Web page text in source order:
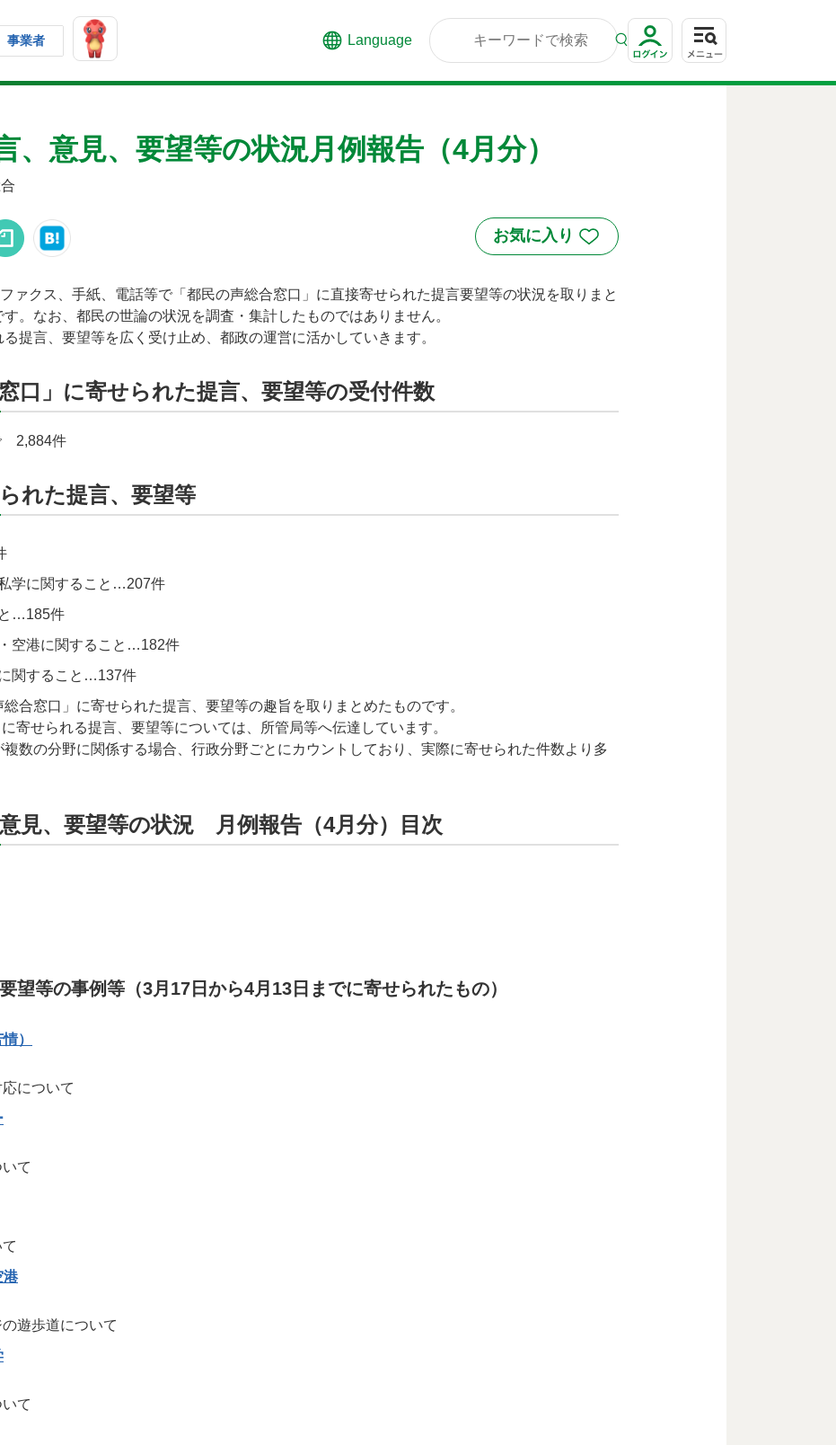
事業者 Language
、意見、要望等の状況月例報告（4月分）
ァクス、手紙、電話等で「都民の声総合窓口」に直接寄せられた提言要望等の状況を取りまと
。なお、都民の世論の状況を調査・集計したものではありません。
提言、要望等を広く受け止め、都政の運営に活かしていきます。
窓口」に寄せられた提言、要望等の受付件数
2,884件
れた提言、要望等
学に関すること…207件
…185件
空港に関すること…182件
関すること…137件
合窓口」に寄せられた提言、要望等の趣旨を取りまとめたものです。
寄せられる提言、要望等については、所管局等へ伝達しています。
数の分野に関係する場合、行政分野ごとにカウントしており、実際に寄せられた件数より多
見、要望等の状況 月例報告（4月分）目次
望等の事例等（3月17日から4月13日までに寄せられたもの）
）
について
て
港
遊歩道について
て